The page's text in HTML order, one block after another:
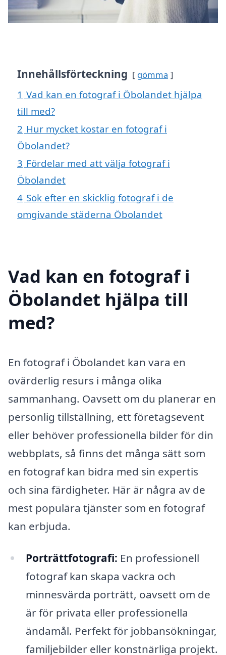
Innehållsförteckning gömma
1 Vad kan en fotograf i Öbolandet hjälpa
till med?
2 Hur mycket kostar en fotograf i
Öbolandet?
3 Fördelar med att välja fotograf i
Öbolandet
4 Sök efter en skicklig fotograf i de
omgivande städerna Öbolandet
Vad kan en fotograf i
Öbolandet hjälpa till
med?
En fotograf i Öbolandet kan vara en
ovärderlig resurs i många olika
sammanhang. Oavsett om du planerar en
personlig tillställning, ett företagsevent
eller behöver professionella bilder för din
webbplats, så finns det många sätt som
en fotograf kan bidra med sin expertis
och sina färdigheter. Här är några av de
mest populära tjänster som en fotograf
kan erbjuda.
Porträttfotografi: En professionell
fotograf kan skapa vackra och
minnesvärda porträtt, oavsett om de
är för privata eller professionella
ändamål. Perfekt för jobbansökningar,
familjebilder eller konstnärliga projekt.